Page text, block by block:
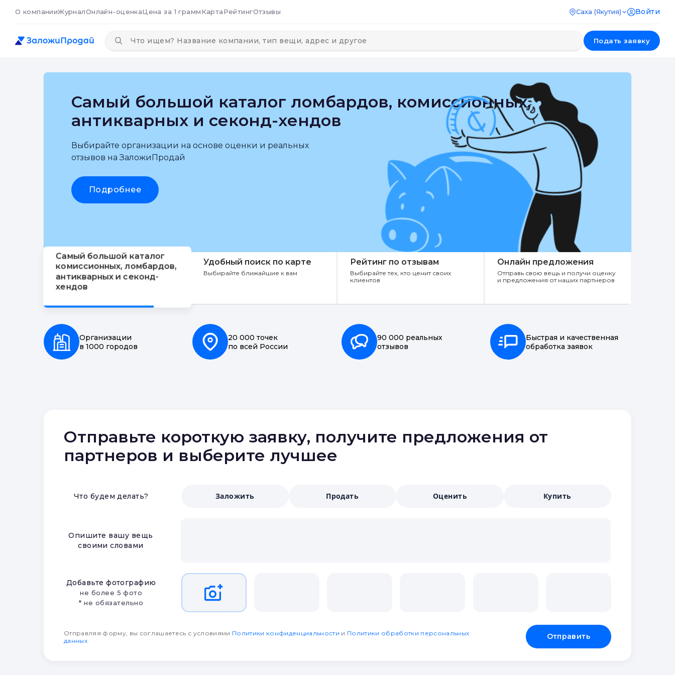
О компанииЖурналОнлайн-оценкаЦена за 1 граммКартаРейтингОтзывы Саха (Якутия) Войти
Подать заявку
Самый большой каталог ломбардов, комиссионных,
антикварных и секонд-хендов
Выбирайте организации на основе оценки и реальных
отзывов на ЗаложиПродай
Подробнее
Самый большой каталог
комиссионных, ломбардов,
антикварных и секонд-
хендов
Удобный поиск по карте
Выбирайте ближайшие к вам
Рейтинг по отзывам
Выбирайте тех, кто ценит своих
клиентов
Онлайн предложения
Отправь свою вещь и получи оценку
и предложения от наших партнеров
Организации
в 1000 городов
20 000 точек
по всей России
90 000 реальных
отзывов
Быстрая и качественная
обработка заявок
Отправьте короткую заявку, получите предложения от
партнеров и выберите лучшее
Что будем делать? Заложить Продать Оценить Купить
Опишите вашу вещь
своими словами
Добавьте фотографию
не более 5 фото
* не обязательно
Отправляя форму, вы соглашаетесь с условиями Политики конфиденциальности и Политики обработки персональных
данных
Отправить